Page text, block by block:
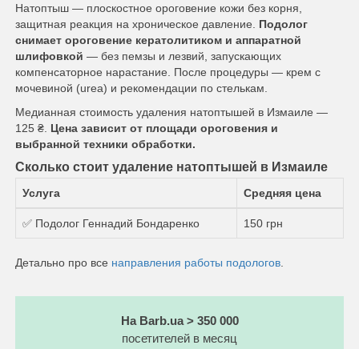
Натоптыш — плоскостное ороговение кожи без корня,
защитная реакция на хроническое давление. Подолог
снимает ороговение кератолитиком и аппаратной
шлифовкой — без пемзы и лезвий, запускающих
компенсаторное нарастание. После процедуры — крем с
мочевиной (urea) и рекомендации по стелькам.
Медианная стоимость удаления натоптышей в Измаиле —
125 ₴. Цена зависит от площади ороговения и
выбранной техники обработки.
Сколько стоит удаление натоптышей в Измаиле
Услуга Средняя цена
✅ Подолог Геннадий Бондаренко 150 грн
Детально про все направления работы подологов
На Barb.ua > 350 000
посетителей в месяц